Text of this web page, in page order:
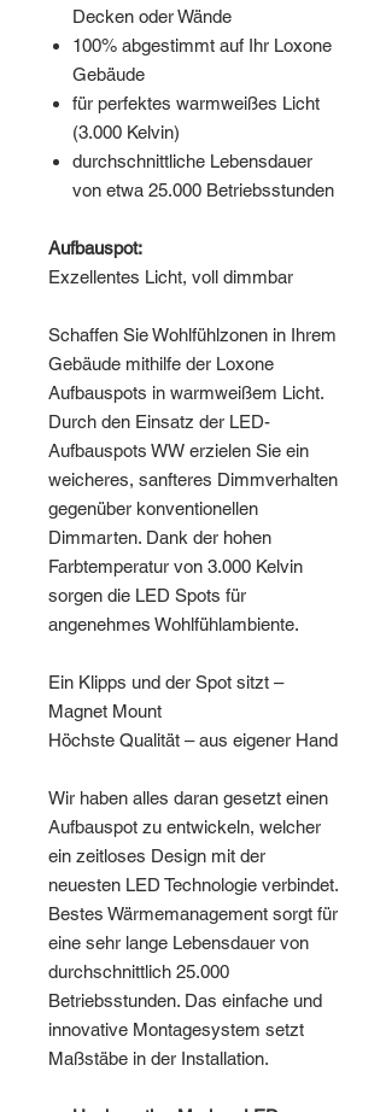
Decken oder Wände
100% abgestimmt auf Ihr Loxone
Gebäude
für perfektes warmweißes Licht
(3.000 Kelvin)
durchschnittliche Lebensdauer
von etwa 25.000 Betriebsstunden
Aufbauspot:
Exzellentes Licht, voll dimmbar
Schaffen Sie Wohlfühlzonen in Ihrem
Gebäude mithilfe der Loxone
Aufbauspots in warmweißem Licht.
Durch den Einsatz der LED-
Aufbauspots WW erzielen Sie ein
weicheres, sanfteres Dimmverhalten
gegenüber konventionellen
Dimmarten. Dank der hohen
Farbtemperatur von 3.000 Kelvin
sorgen die LED Spots für
angenehmes Wohlfühlambiente.
Ein Klipps und der Spot sitzt –
Magnet Mount
Höchste Qualität – aus eigener Hand
Wir haben alles daran gesetzt einen
Aufbauspot zu entwickeln, welcher
ein zeitloses Design mit der
neuesten LED Technologie verbindet.
Bestes Wärmemanagement sorgt für
eine sehr lange Lebensdauer von
durchschnittlich 25.000
Betriebsstunden. Das einfache und
innovative Montagesystem setzt
Maßstäbe in der Installation.